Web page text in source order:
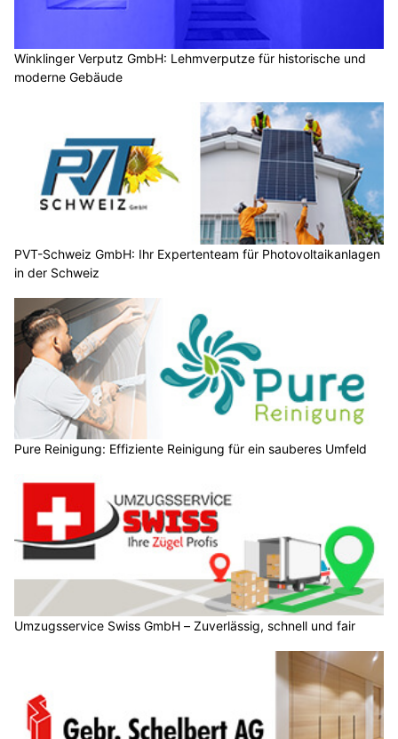
Winklinger Verputz GmbH: Lehmverputze für historische und
moderne Gebäude
PVT-Schweiz GmbH: Ihr Expertenteam für Photovoltaikanlagen
in der Schweiz
Pure Reinigung: Effiziente Reinigung für ein sauberes Umfeld
Umzugsservice Swiss GmbH – Zuverlässig, schnell und fair